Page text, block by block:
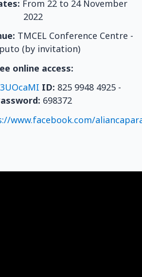
From 22 to 24 November
2022
TMCEL Conference Centre -
(by invitation)
online access:
ID: 825 9948 4925 -
698372
www.facebook.com/